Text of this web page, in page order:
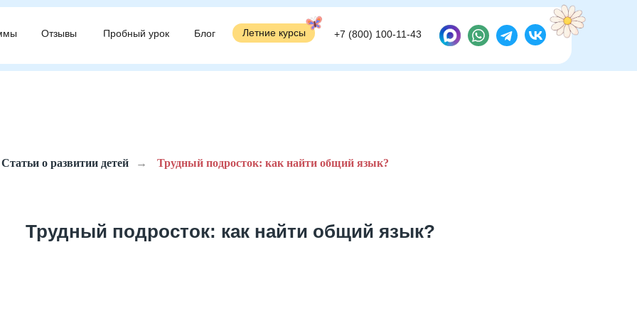
+7 (800) 100-11-43
Отзывы Блог
Пробный урок Летние курсы +7 (800) 100-11-43
Отзывы Блог
Пробный урок Летние курсы
Статьи о развитии детей → Трудный подросток: как найти общий язык?
Трудный подросток: как найти общий язык?